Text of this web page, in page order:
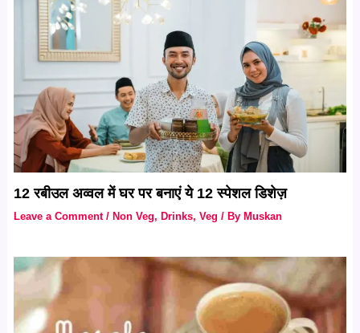
12 रबीउल अव्वल में घर पर बनाएं ये 12 स्पेशल डिशेज़
Leave a Comment /Non Veg,Drinks,Veg / ByMuskan